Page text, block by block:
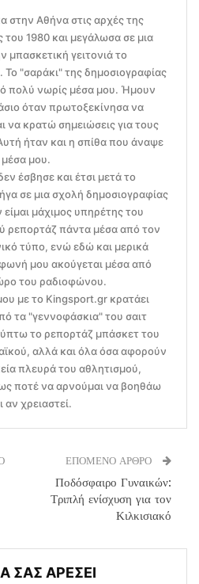
στην Αθήνα στις αρχές της
του 1980 και μεγάλωσα σε μια
μπασκετική γειτονιά το
Το "σαράκι" της δημοσιογραφίας
πολύ νωρίς μέσα μου. Ήμουν
όταν πρωτοξεκίνησα να
να κρατώ σημειώσεις για τους
ήταν και η σπίθα που άναψε
μου.
έσβησε και έτσι μετά το
σε μια σχολή δημοσιογραφίας
είμαι μάχιμος υπηρέτης του
ρεπορτάζ πάντα μέσα από τον
τύπο, ενώ εδώ και μερικά
μου ακούγεται μέσα από
του ραδιοφώνου.
με το Kingsport.gr κρατάει
τα "γεννοφάσκια" του σαιτ
το ρεπορτάζ μπάσκετ του
αλλά και όλα όσα αφορούν
πλευρά του αθλητισμού,
ποτέ να αρνούμαι να βοηθάω
αν χρειαστεί.
ΕΠΟΜΕΝΟ ΑΡΘΡΟ
Ποδόσφαιρο Γυναικών:
Τριπλή ενίσχυση για τον
Κιλκισιακό
ΣΑΣ ΑΡΕΣΕΙ